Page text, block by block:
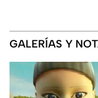
GALERÍAS Y